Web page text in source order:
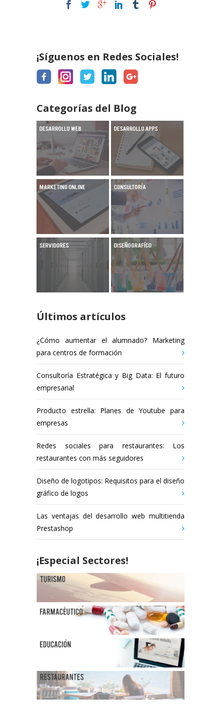
¡Síguenos en Redes Sociales!
Categorías del Blog
Últimos artículos
¿Cómo aumentar el alumnado? Marketing
para centros de formación
Consultoría Estratégica y Big Data: El futuro
empresarial
Producto estrella: Planes de Youtube para
empresas
Redes sociales para restaurantes: Los
restaurantes con más seguidores
Diseño de logotipos: Requisitos para el diseño
gráfico de logos
Las ventajas del desarrollo web multitienda
Prestashop
¡Especial Sectores!